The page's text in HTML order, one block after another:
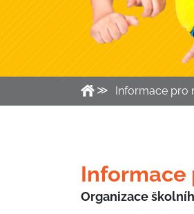
Informace pro
Informace
Organizace